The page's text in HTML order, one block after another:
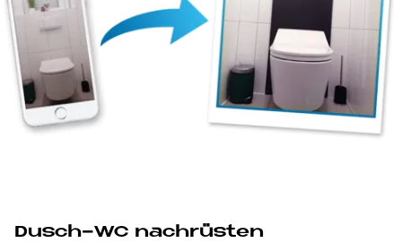
Dusch-WC nachrüsten